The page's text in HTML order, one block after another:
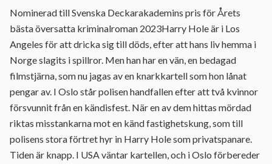
Nominerad till Svenska Deckarakademins pris för Årets
bästa översatta kriminalroman 2023Harry Hole är i Los
Angeles för att dricka sig till döds, efter att hans liv hemma i
Norge slagits i spillror. Men han har en vän, en bedagad
filmstjärna, som nu jagas av en knarkkartell som hon lånat
pengar av. I Oslo står polisen handfallen efter att två kvinnor
försvunnit från en kändisfest. När en av dem hittas mördad
riktas misstankarna mot en känd fastighetskung, som till
polisens stora förtret hyr in Harry Hole som privatspanare.
Tiden är knapp. I USA väntar kartellen, och i Oslo förbereder